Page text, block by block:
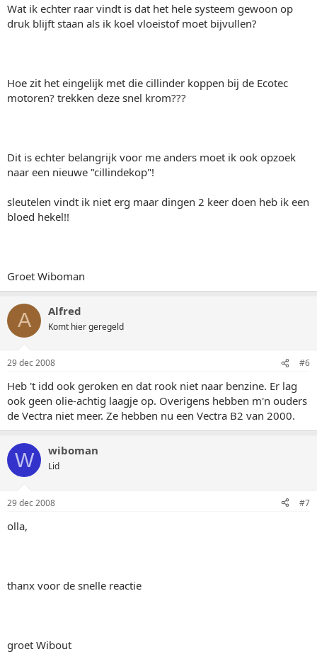
Wat ik echter raar vindt is dat het hele systeem gewoon op
druk blijft staan als ik koel vloeistof moet bijvullen?
Hoe zit het eingelijk met die cillinder koppen bij de Ecotec
motoren? trekken deze snel krom???
Dit is echter belangrijk voor me anders moet ik ook opzoek
naar een nieuwe "cillindekop"!
sleutelen vindt ik niet erg maar dingen 2 keer doen heb ik een
bloed hekel!!
Groet Wiboman
A Alfred
Komt hier geregeld
29 dec 2008 #6
Heb 't idd ook geroken en dat rook niet naar benzine. Er lag
ook geen olie-achtig laagje op. Overigens hebben m'n ouders
de Vectra niet meer. Ze hebben nu een Vectra B2 van 2000.
W wiboman
Lid
29 dec 2008 #7
olla,
thanx voor de snelle reactie
groet Wibout